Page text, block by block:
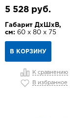
5 528 руб.
Габарит ДхШхВ,
см: 60 х 80 х 75
В КОРЗИНУ
К сравнению
В избранное